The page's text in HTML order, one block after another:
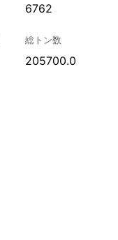
6762
総トン数
205700.0